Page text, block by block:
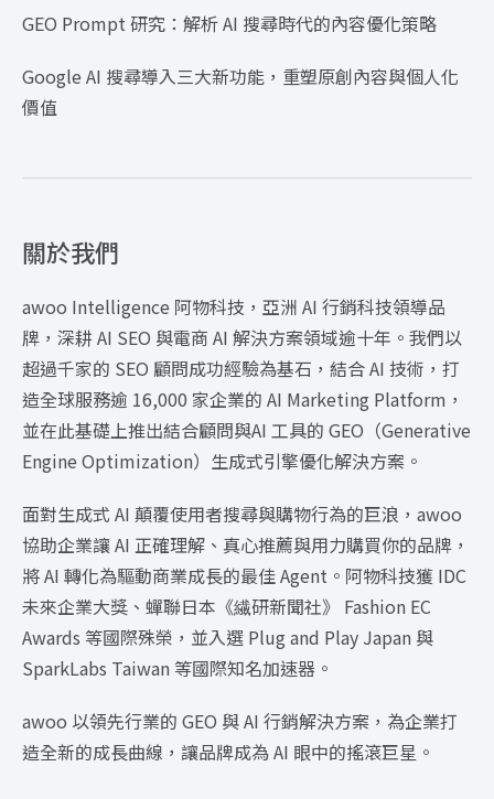
GEO Prompt 研究：解析 AI 搜尋時代的內容優化策略
Google AI 搜尋導入三大新功能，重塑原創內容與個人化
價值
關於我們
awoo Intelligence 阿物科技，亞洲 AI 行銷科技領導品
牌，深耕 AI SEO 與電商 AI 解決方案領域逾十年。我們以
超過千家的 SEO 顧問成功經驗為基石，結合 AI 技術，打
造全球服務逾 16,000 家企業的 AI Marketing Platform，
並在此基礎上推出結合顧問與AI 工具的 GEO（Generative
Engine Optimization）生成式引擎優化解決方案。
面對生成式 AI 顛覆使用者搜尋與購物行為的巨浪，awoo
協助企業讓 AI 正確理解、真心推薦與用力購買你的品牌，
將 AI 轉化為驅動商業成長的最佳 Agent。阿物科技獲 IDC
未來企業大獎、蟬聯日本《繊研新聞社》 Fashion EC
Awards 等國際殊榮，並入選 Plug and Play Japan 與
SparkLabs Taiwan 等國際知名加速器。
awoo 以領先行業的 GEO 與 AI 行銷解決方案，為企業打
造全新的成長曲線，讓品牌成為 AI 眼中的搖滾巨星。